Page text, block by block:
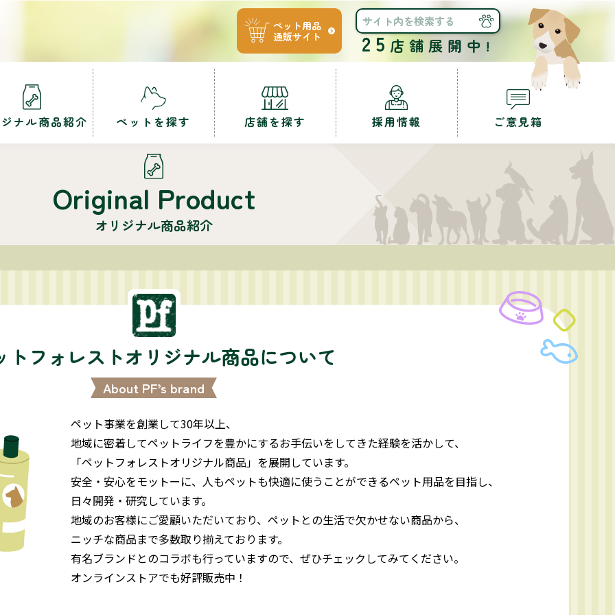
ペット用品
通販サイト
25店舗展開中!
ナル商品紹介 ペットを探す 店舗を探す 採用情報 ご意見箱
Original Product
オリジナル商品紹介
トフォレストオリジナル商品について
About PF’s brand
ペット事業を創業して30年以上、
地域に密着してペットライフを豊かにするお手伝いをしてきた経験を活かして、
「ペットフォレストオリジナル商品」を展開しています。
安全・安心をモットーに、人もペットも快適に使うことができるペット用品を目指し、
日々開発・研究しています。
地域のお客様にご愛顧いただいており、ペットとの生活で欠かせない商品から、
ニッチな商品まで多数取り揃えております。
有名ブランドとのコラボも行っていますので、ぜひチェックしてみてください。
オンラインストアでも好評販売中！